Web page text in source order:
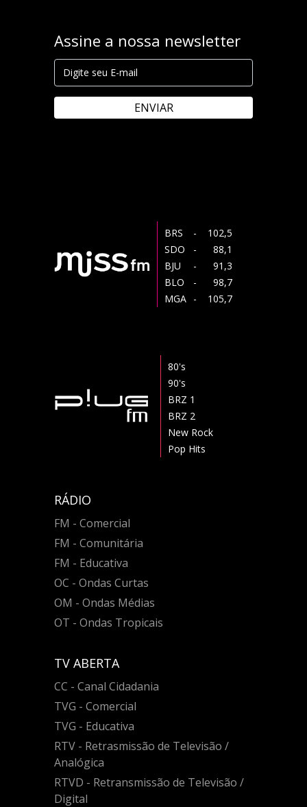
Assine a nossa newsletter
ENVIAR
BRS
- 102,5
SDO
- 88,1
BJU
- 91,3
BLO
- 98,7
MGA - 105,7
80's
90's
BRZ 1
BRZ 2
New Rock
Pop Hits
RÁDIO
FM - Comercial
FM - Comunitária
FM - Educativa
OC - Ondas Curtas
OM - Ondas Médias
OT - Ondas Tropicais
TV ABERTA
CC - Canal Cidadania
TVG - Comercial
TVG - Educativa
RTV - Retrasmissão de Televisão /
Analógica
RTVD - Retransmissão de Televisão /
Digital